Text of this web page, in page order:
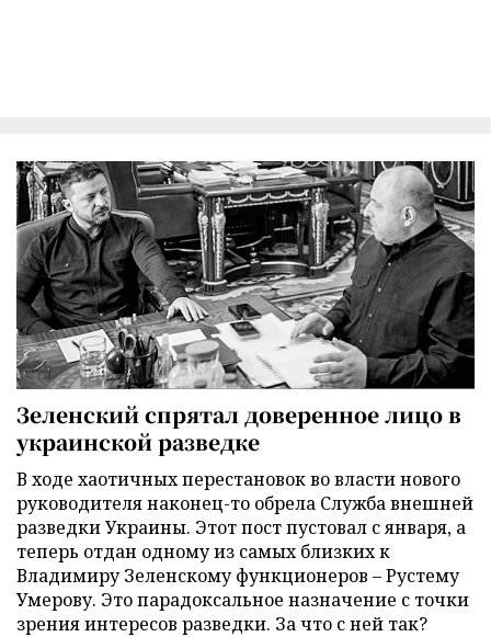
Зеленский спрятал доверенное лицо в
украинской разведке
В ходе хаотичных перестановок во власти нового
руководителя наконец-то обрела Служба внешней
разведки Украины. Этот пост пустовал с января, а
теперь отдан одному из самых близких к
Владимиру Зеленскому функционеров – Рустему
Умерову. Это парадоксальное назначение с точки
зрения интересов разведки. За что с ней так?